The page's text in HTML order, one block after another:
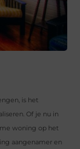
is het
Of je nu in
woning op het
aangenamer en